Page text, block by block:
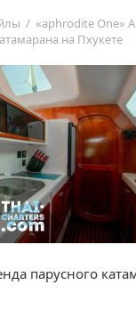
/ «aphrodite One»
на Пхукете
парусного